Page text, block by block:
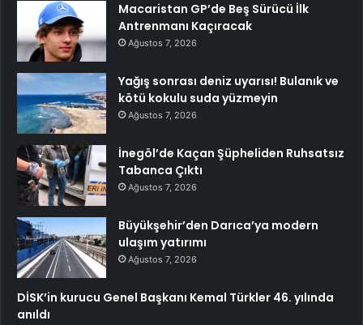
Macaristan GP’de Beş Sürücü İlk
Antrenmanı Kaçıracak
Ağustos 7, 2026
Yağış sonrası deniz uyarısı! Bulanık ve
kötü kokulu suda yüzmeyin
Ağustos 7, 2026
İnegöl’de Kaçan Şüpheliden Ruhsatsız
Tabanca Çıktı
Ağustos 7, 2026
Büyükşehir’den Darıca’ya modern
ulaşım yatırımı
Ağustos 7, 2026
DİSK’in kurucu Genel Başkanı Kemal Türkler 46. yılında
anıldı